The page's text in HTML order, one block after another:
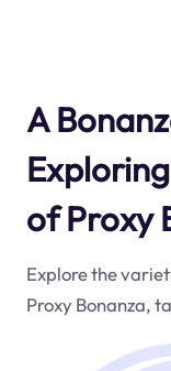
A
of Proxy
Explore the
Proxy Bonanza,